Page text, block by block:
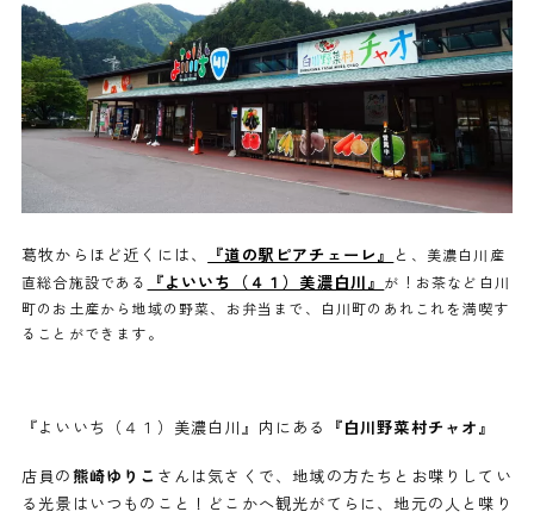
葛牧からほど近くには、 『道の駅ピアチェーレ』 と 、美濃白川産
直総合施設である
『よいいち（４１）美濃白川』 が！お茶など白川
町のお土産から地域の野菜、お弁当まで、白川町のあれこれを満喫す
ることができます。
『よいいち（４１）美濃白川』内にある 『白川野菜村チャオ』
店員の熊崎ゆりこ さんは気さくで、地域の方たちとお喋りしてい
る光景はいつものこと！どこかへ観光がてらに、地元の人と喋り